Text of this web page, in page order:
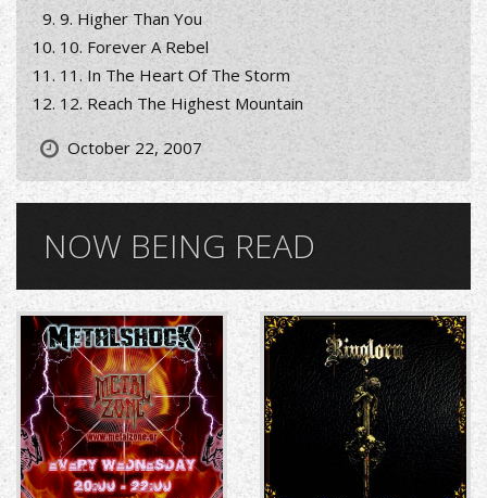
9. Higher Than You
10. Forever A Rebel
11. In The Heart Of The Storm
12. Reach The Highest Mountain
October 22, 2007
NOW BEING READ